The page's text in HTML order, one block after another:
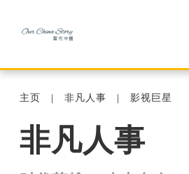
主页 非凡人事 影视巨星
非凡人事